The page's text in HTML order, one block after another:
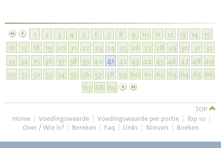
1 2 3 4 5 6 7 8 9 10 11 12 13 14 15
16 17 18 19 20 21 22 23 24 25 26 27 28 29 30 31
32
33 34 35 36 37 38 39 40 41 42 43 44 45 46 47 48 49
50 51 52 53 54 55 56 57 58 59 60 61 62 63 64 65 66
67 68 69
TOP
Home | Voedingswaarde | Voedingswaarde per portie | Top 10 |
Over / Wie is? | Bereken | Faq | Links | Nieuws | Boeken